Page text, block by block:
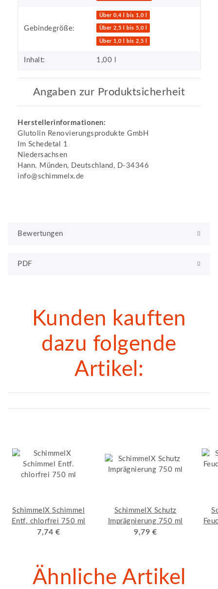
Gebindegröße:
Über 0,4 l bis 1,0 l
Über 2,5 l bis 5,0 l
Über 1,0 l bis 2,5 l
Inhalt: 1,00 l
Angaben zur Produktsicherheit
Herstellerinformationen:
Glutolin Renovierungsprodukte GmbH
Im Schedetal 1
Niedersachsen
Hann. Münden, Deutschland, D-34346
info@schimmelx.de
Bewertungen
PDF
Kunden kauften
dazu folgende
Artikel:
SchimmelX Schimmel
Entf. chlorfrei 750 ml
7,74 €
SchimmelX Schutz
Imprägnierung 750 ml
9,79 €
Ähnliche Artikel